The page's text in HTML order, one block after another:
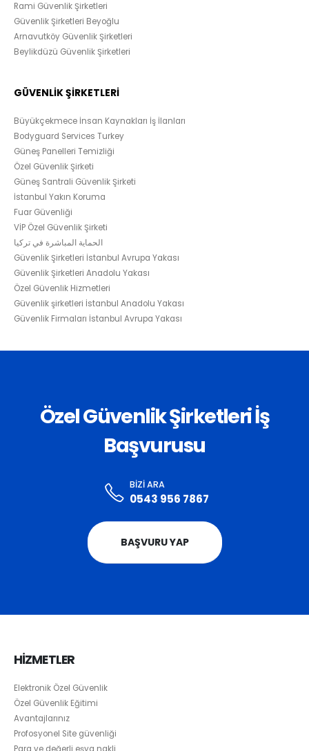
Rami Güvenlik Şirketleri
Güvenlik Şirketleri Beyoğlu
Arnavutköy Güvenlik Şirketleri
Beylikdüzü Güvenlik Şirketleri
GÜVENLİK ŞİRKETLERİ
Büyükçekmece İnsan Kaynakları İş İlanları
Bodyguard Services Turkey
Güneş Panelleri Temizliği
Özel Güvenlik Şirketi
Güneş Santrali Güvenlik Şirketi
İstanbul Yakın Koruma
Fuar Güvenliği
VİP Özel Güvenlik Şirketi
الحماية المباشرة في تركيا
Güvenlik Şirketleri İstanbul Avrupa Yakası
Güvenlik Şirketleri Anadolu Yakası
Özel Güvenlik Hizmetleri
Güvenlik şirketleri İstanbul Anadolu Yakası
Güvenlik Firmaları İstanbul Avrupa Yakası
Özel Güvenlik Şirketleri İş
Başvurusu
BIZI ARA
0543 956 7867
BAŞVURU YAP
HİZMETLER
Elektronik Özel Güvenlik
Özel Güvenlik Eğitimi
Avantajlarınız
Profosyonel Site güvenliği
Para ve değerli eşya nakli